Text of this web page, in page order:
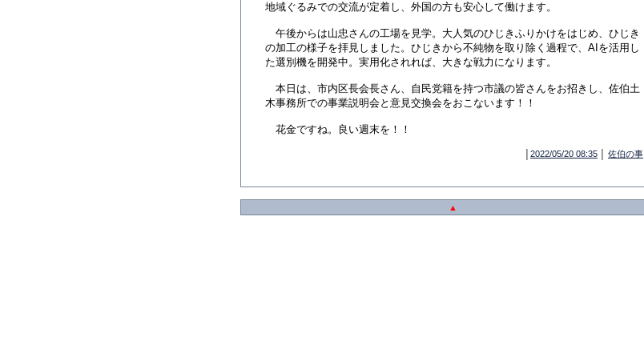
地域ぐるみでの交流が定着し、外国の方も安心して働けます。
午後からは山忠さんの工場を見学。大人気のひじきふりかけをはじめ、ひじき
の加工の様子を拝見しました。ひじきから不純物を取り除く過程で、AIを活用し
た選別機を開発中。実用化されれば、大きな戦力になります。
本日は、市内区長会長さん、自民党籍を持つ市議の皆さんをお招きし、佐伯土
木事務所での事業説明会と意見交換会をおこないます！！
花金ですね。良い週末を！！
2022/05/20 08:35 佐伯の事
▲